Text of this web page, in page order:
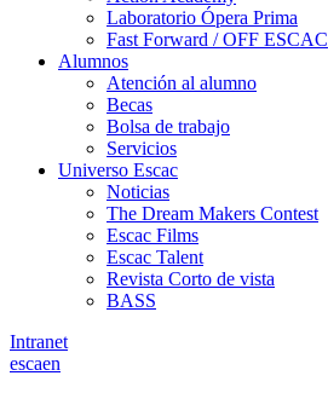
Laboratorio Ópera Prima
Fast Forward / OFF ESCAC
Alumnos
Atención al alumno
Becas
Bolsa de trabajo
Servicios
Universo Escac
Noticias
The Dream Makers Contest
Escac Films
Escac Talent
Revista Corto de vista
BASS
Intranet
escaen